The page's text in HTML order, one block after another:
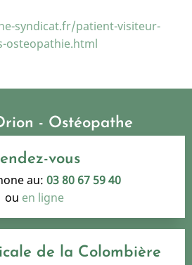
syndicat.fr/patient-visiteur-
osteopathie.html
- Ostéopathe
vous
au: 03 80 67 59 40
ou en ligne
de la Colombière